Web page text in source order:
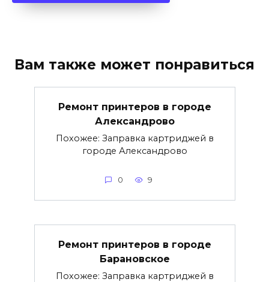
Вам также может понравиться
Ремонт принтеров в городе
Александрово
Похожее: Заправка картриджей в
городе Александрово
0 9
Ремонт принтеров в городе
Барановское
Похожее: Заправка картриджей в